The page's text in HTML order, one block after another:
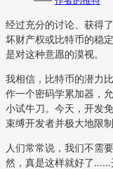
经过充分的讨论、获得
坏财产权或比特币的稳
是对这种意愿的漠视。
我相信，比特币的潜力
作一个密码学累加器，
小试牛刀。今天，开发
束缚开发者并极大地限
人们常常说，我们不需
然，真是这样就好了……